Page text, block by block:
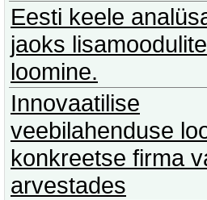
Eesti keele
jaoks lisamoodulite
loomine.
Innovaatilise
veebilahenduse
konkreetse firma
arvestades